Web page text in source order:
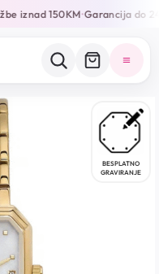
iznad 150KM•Garancija do 24
BESPLATNO
GRAVIRANJE